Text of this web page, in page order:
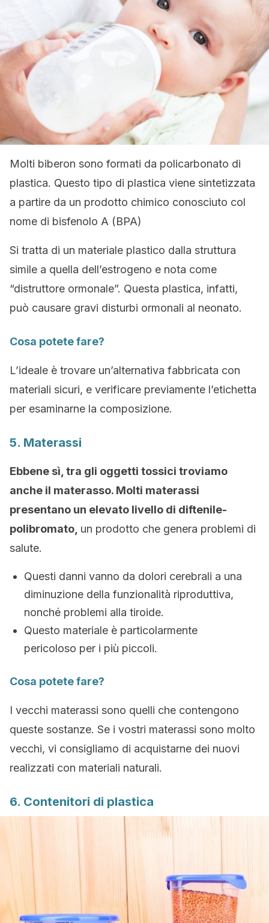
Molti biberon sono formati da policarbonato di
plastica. Questo tipo di plastica viene sintetizzata
a partire da un prodotto chimico conosciuto col
nome di bisfenolo A (BPA)
Si tratta di un materiale plastico dalla struttura
simile a quella dell’estrogeno e nota come
“distruttore ormonale”. Questa plastica, infatti,
può causare gravi disturbi ormonali al neonato.
Cosa potete fare?
L’ideale è trovare un’alternativa fabbricata con
materiali sicuri, e verificare previamente l’etichetta
per esaminarne la composizione.
5. Materassi
Ebbene sì, tra gli oggetti tossici troviamo
anche il materasso. Molti materassi
presentano un elevato livello di diftenile-
polibromato, un prodotto che genera problemi di
salute.
Questi danni vanno da dolori cerebrali a una
diminuzione della funzionalità riproduttiva,
nonché problemi alla tiroide.
Questo materiale è particolarmente
pericoloso per i più piccoli.
Cosa potete fare?
I vecchi materassi sono quelli che contengono
queste sostanze. Se i vostri materassi sono molto
vecchi, vi consigliamo di acquistarne dei nuovi
realizzati con materiali naturali.
6. Contenitori di plastica